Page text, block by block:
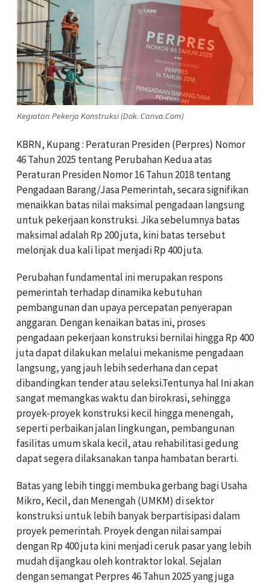
Kegiatan Pekerja Konstruksi (Dok. Canva.Com)
KBRN, Kupang : Peraturan Presiden (Perpres) Nomor
46 Tahun 2025 tentang Perubahan Kedua atas
Peraturan Presiden Nomor 16 Tahun 2018 tentang
Pengadaan Barang/Jasa Pemerintah, secara signifikan
menaikkan batas nilai maksimal pengadaan langsung
untuk pekerjaan konstruksi. Jika sebelumnya batas
maksimal adalah Rp 200 juta, kini batas tersebut
melonjak dua kali lipat menjadi Rp 400 juta.
Perubahan fundamental ini merupakan respons
pemerintah terhadap dinamika kebutuhan
pembangunan dan upaya percepatan penyerapan
anggaran. Dengan kenaikan batas ini, proses
pengadaan pekerjaan konstruksi bernilai hingga Rp 400
juta dapat dilakukan melalui mekanisme pengadaan
langsung, yang jauh lebih sederhana dan cepat
dibandingkan tender atau seleksi.Tentunya hal Ini akan
sangat memangkas waktu dan birokrasi, sehingga
proyek-proyek konstruksi kecil hingga menengah,
seperti perbaikan jalan lingkungan, pembangunan
fasilitas umum skala kecil, atau rehabilitasi gedung
dapat segera dilaksanakan tanpa hambatan berarti.
Batas yang lebih tinggi membuka gerbang bagi Usaha
Mikro, Kecil, dan Menengah (UMKM) di sektor
konstruksi untuk lebih banyak berpartisipasi dalam
proyek pemerintah. Proyek dengan nilai sampai
dengan Rp 400 juta kini menjadi ceruk pasar yang lebih
mudah dijangkau oleh kontraktor lokal. Sejalan
dengan semangat Perpres 46 Tahun 2025 yang juga